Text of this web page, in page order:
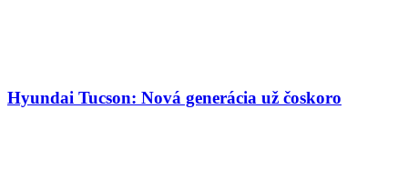
Hyundai Tucson: Nová generácia už čoskoro